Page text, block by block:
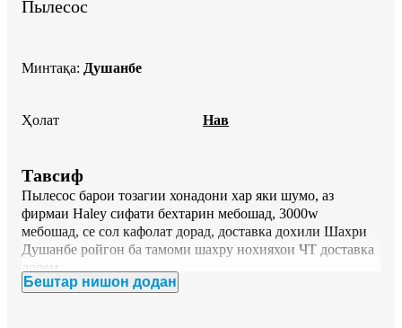
Пылесос
Минтақа: Душанбе
Ҳолат Нав
Тавсиф
Пылесос барои тозагии хонадони хар яки шумо, аз
фирмаи Haley сифати бехтарин мебошад, 3000w
мебошад, се сол кафолат дорад, доставка дохили Шахри
Душанбе ройгон ба тамоми шахру нохияхои ЧТ доставка
дорем.
Бештар нишон додан